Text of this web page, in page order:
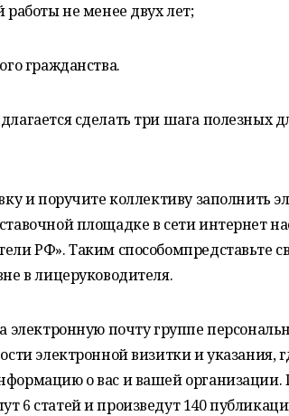
не менее двух лет;
гражданства.
сделать три шага полезных
и поручите коллективу заполнить
площадке в сети интернет
РФ». Таким способомпредставьте
в лицеруководителя.
электронную почту группе
электронной визитки и указания,
о вас и вашей организации.
6 статей и произведут 140